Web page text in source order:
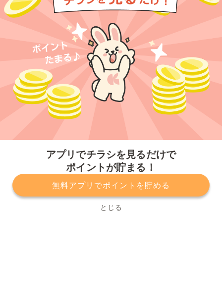
アプリでチラシを見るだけで
ポイントが貯まる！
無料アプリでポイントを貯める
とじる
プライバシーポリシー 利用規約
運営会社
サービスに関してのお問い合わせ